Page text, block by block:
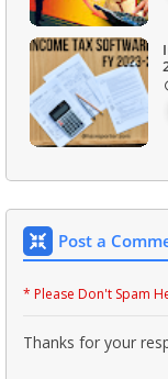
Post a
* Please Don't Spam
Thanks for your